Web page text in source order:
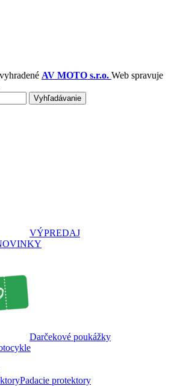
AV MOTO s.r.o. Web spravuje
Vyhľadávanie
VÝPREDAJ
Darčekové poukážky
Padacie protektory